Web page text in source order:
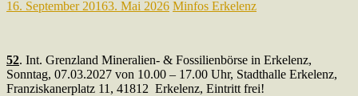
16. September 20163. Mai 2026 Minfos Erkelenz
52. Int. Grenzland Mineralien- & Fossilienbörse in Erkelenz,
Sonntag, 07.03.2027 von 10.00 – 17.00 Uhr, Stadthalle Erkelenz,
Franziskanerplatz 11, 41812 Erkelenz, Eintritt frei!